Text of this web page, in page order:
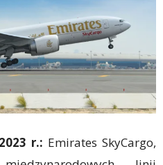
r.: Emirates SkyCargo,